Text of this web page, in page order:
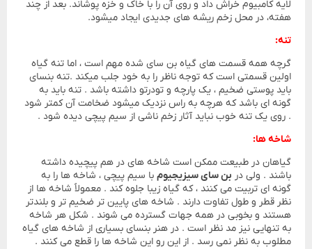
لایه کامبیوم خراش داد و روی آن را با خاک و خزه پوشاند. بعد از چند
هفته، در محل زخم ریشه های جدیدی ایجاد میشود.
تنه:
گرچه همه قسمت های گیاه بن سای شده مهم است ، اما تنه گیاه
اولین قسمتی است که توجه ناظر را به خود جلب میکند .تنه بنسای
باید پوستی ضخیم ، یک پارچه و تودرتو داشته باشد . تنه باید به
گونه ای باشد که هرچه به راس نزدیک میشود ضخامت آن کمتر شود
. روی یک تنه خوب نباید آثار زخم ناشی از سیم پیچی دیده شود .
شاخه ها:
گیاهان در طبیعت ممکن است شاخه های در هم پیچیده داشته
باشند . ولی در بن سای سیزیجیوم با سیم پیچی ، شاخه ها را به
گونه ای تربیت می کنند ، که گیاه زیبا جلوه کند . معمولاً شاخه ها از
نظر قطر و طول تفاوت دارند . شاخه های پایین تر ضخیم تر و بلندتر
هستند و بخوبی در همه جهات گسترده می شوند . شکل هر شاخه
به تنهایی نیز مد نظر است . در هنر بنسای بسیاری از شاخه های گیاه
مطلوب به نظر نمی رسد . از این رو این شاخه ها را قطع می کنند .